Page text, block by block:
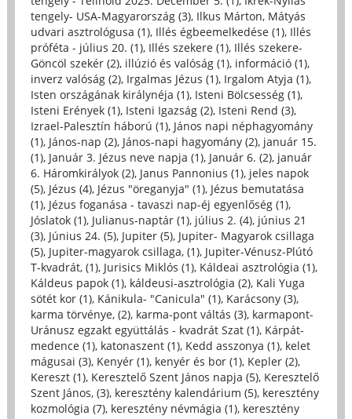
tengely- USA-Magyarország (3), Ilkus Márton, Mátyás
udvari asztrológusa (1), Illés égbeemelkedése (1), Illés
próféta - július 20. (1), Illés szekere (1), Illés szekere-
Göncöl szekér (2), illúzió és valóság (1), információ (1),
inverz valóság (2), Irgalmas Jézus (1), Irgalom Atyja (1),
Isten országának királynéja (1), Isteni Bölcsesség (1),
Isteni Erények (1), Isteni Igazság (2), Isteni Rend (3),
Izrael-Palesztín háború (1), János napi néphagyomány
(1), János-nap (2), János-napi hagyomány (2), január 15.
(1), Január 3. Jézus neve napja (1), Január 6. (2), január
6. Háromkirályok (2), Janus Pannonius (1), jeles napok
(5), Jézus (4), Jézus "öreganyja" (1), Jézus bemutatása
(1), Jézus foganása - tavaszi nap-éj egyenlőség (1),
Jóslatok (1), Julianus-naptár (1), július 2. (4), június 21
(3), Június 24. (5), Jupiter (5), Jupiter- Magyarok csillaga
(5), Jupiter-magyarok csillaga, (1), Jupiter-Vénusz-Plútó
T-kvadrát, (1), Jurisics Miklós (1), Káldeai asztrológia (1),
Káldeus papok (1), káldeusi-asztrológia (2), Kali Yuga
sötét kor (1), Kánikula- "Canicula" (1), Karácsony (3),
karma törvénye, (2), karma-pont váltás (3), karmapont-
Uránusz egzakt együttálás - kvadrát Szat (1), Kárpát-
medence (1), katonaszent (1), Kedd asszonya (1), kelet
mágusai (3), Kenyér (1), kenyér és bor (1), Kepler (2),
Kereszt (1), Keresztelő Szent János napja (5), Keresztelő
Szent János, (3), keresztény kalendárium (5), keresztény
kozmológia (7), keresztény névmágia (1), keresztény